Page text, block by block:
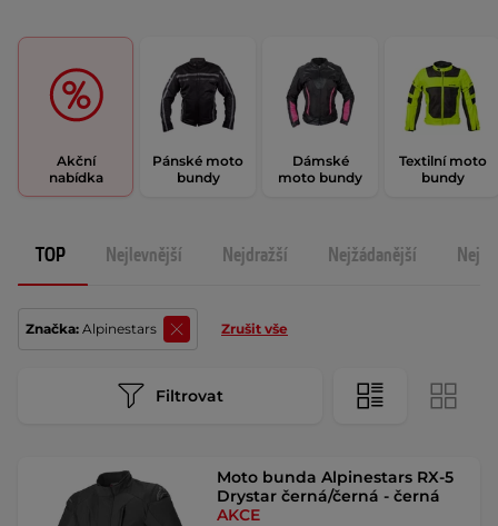
Akční
nabídka
Pánské moto
bundy
Dámské
moto bundy
Textilní moto
bundy
TOP Nejlevnější Nejdražší Nejžádanější
Značka: Alpinestars Zrušit vše
Filtrovat
Moto bunda Alpinestars RX-5
Drystar černá/černá - černá
AKCE